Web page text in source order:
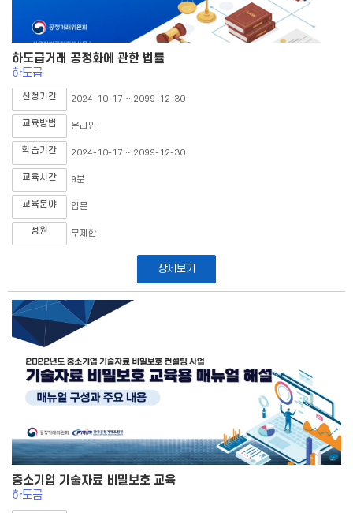
하도급거래 공정화에 관한 법률
하도급
신청기간 2024-10-17 ~ 2099-12-30
교육방법 온라인
학습기간 2024-10-17 ~ 2099-12-30
교육시간 9분
교육분야 입문
정원 무제한
상세보기
중소기업 기술자료 비밀보호 교육
하도급